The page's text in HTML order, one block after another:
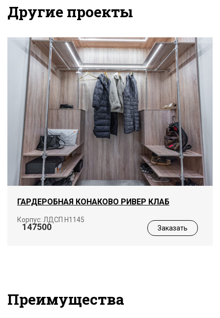
Другие проекты
ГАРДЕРОБНАЯ КОНАКОВО РИВЕР КЛАБ
Корпус: ЛДСП Н1145
147500 Заказать
Преимущества